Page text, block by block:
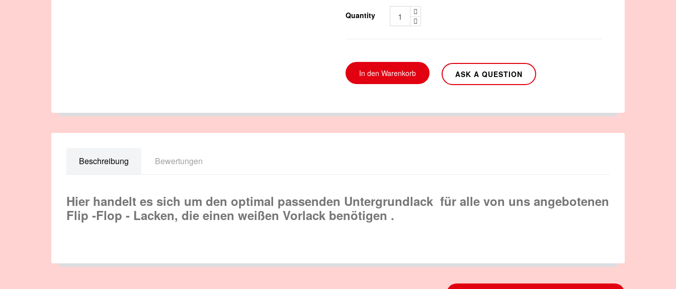
Quantity
ASK A QUESTION
Beschreibung Bewertungen
Hier handelt es sich um den optimal passenden Untergrundlack für alle von uns angebotenen
Flip -Flop - Lacken, die einen weißen Vorlack benötigen .